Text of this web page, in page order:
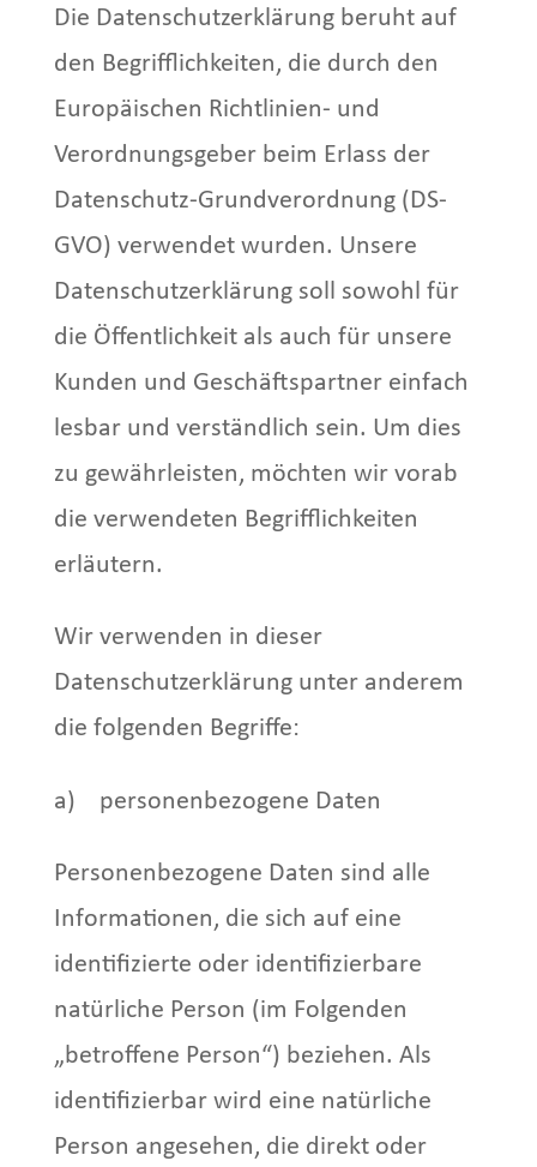
Die Datenschutzerklärung beruht auf
den Begrifflichkeiten, die durch den
Europäischen Richtlinien- und
Verordnungsgeber beim Erlass der
Datenschutz-Grundverordnung (DS-
GVO) verwendet wurden. Unsere
Datenschutzerklärung soll sowohl für
die Öffentlichkeit als auch für unsere
Kunden und Geschäftspartner einfach
lesbar und verständlich sein. Um dies
zu gewährleisten, möchten wir vorab
die verwendeten Begrifflichkeiten
erläutern.
Wir verwenden in dieser
Datenschutzerklärung unter anderem
die folgenden Begriffe:
a) personenbezogene Daten
Personenbezogene Daten sind alle
Informationen, die sich auf eine
identifizierte oder identifizierbare
natürliche Person (im Folgenden
„betroffene Person“) beziehen. Als
identifizierbar wird eine natürliche
Person angesehen, die direkt oder